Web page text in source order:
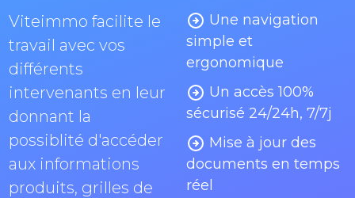
Viteimmo facilite le
travail avec vos
différents
intervenants en leur
donnant la
possiblité d'accéder
aux informations
produits, grilles de
Une navigation
simple et
ergonomique
Un accès 100%
sécurisé 24/24h, 7/7j
Mise à jour des
documents en temps
réel